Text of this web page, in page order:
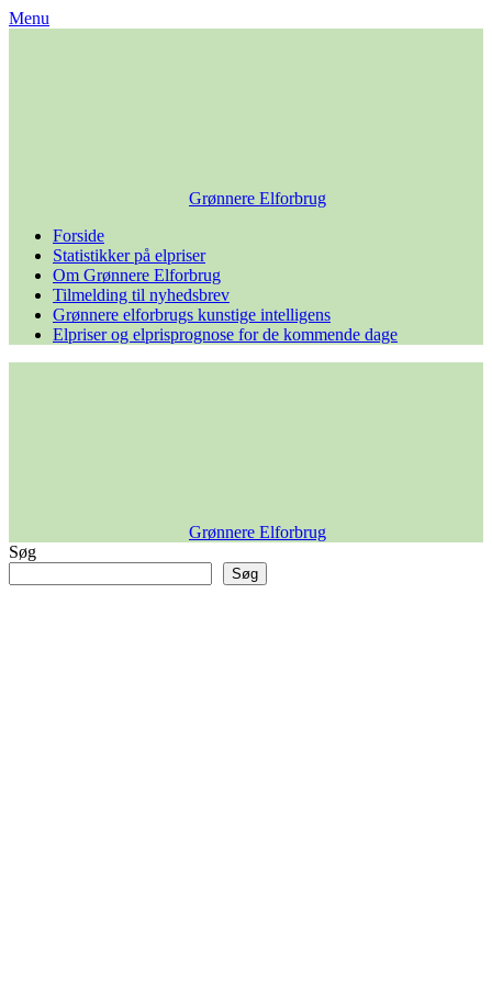
Skip
Menu
Grønnere Elforbrug
Forside
Statistikker på elpriser
Om Grønnere Elforbrug
Tilmelding til nyhedsbrev
Grønnere elforbrugs kunstige intelligens
Elpriser og elprisprognose for de kommende dage
Grønnere Elforbrug
Søg
Søg